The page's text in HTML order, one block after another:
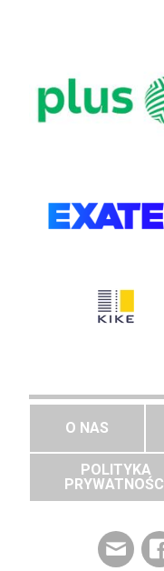
O NAS
POLITYKA
PRYWATNOŚCI